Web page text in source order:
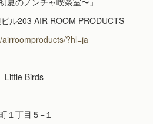
ル203 AIR ROOM PRODUCTS
?hl=ja
Little Birds
１丁目５−１